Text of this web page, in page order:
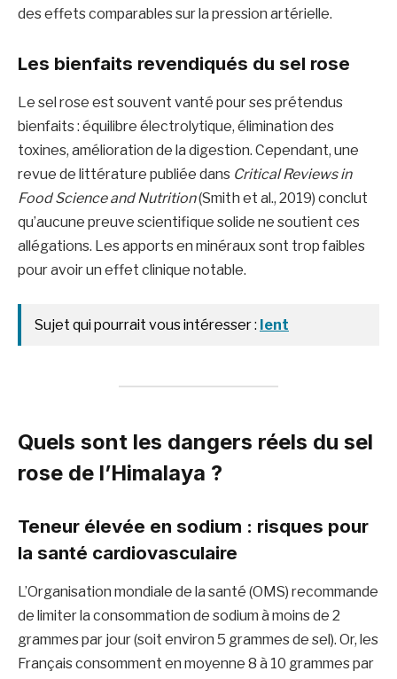
des effets comparables sur la pression artérielle.
Les bienfaits revendiqués du sel rose
Le sel rose est souvent vanté pour ses prétendus
bienfaits : équilibre électrolytique, élimination des
toxines, amélioration de la digestion. Cependant, une
revue de littérature publiée dans Critical Reviews in
Food Science and Nutrition(Smith et al., 2019) conclut
qu’aucune preuve scientifique solide ne soutient ces
allégations. Les apports en minéraux sont trop faibles
pour avoir un effet clinique notable.
Sujet qui pourrait vous intéresser : Ient
Quels sont les dangers réels du sel
rose de l’Himalaya ?
Teneur élevée en sodium : risques pour
la santé cardiovasculaire
L’Organisation mondiale de la santé (OMS) recommande
de limiter la consommation de sodium à moins de 2
grammes par jour (soit environ 5 grammes de sel). Or, les
Français consomment en moyenne 8 à 10 grammes par